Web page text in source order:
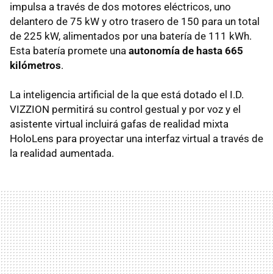
impulsa a través de dos motores eléctricos, uno
delantero de 75 kW y otro trasero de 150 para un total
de 225 kW, alimentados por una batería de 111 kWh.
Esta batería promete una autonomía de hasta 665
kilómetros.
La inteligencia artificial de la que está dotado el I.D.
VIZZION permitirá su control gestual y por voz y el
asistente virtual incluirá gafas de realidad mixta
HoloLens para proyectar una interfaz virtual a través de
la realidad aumentada.